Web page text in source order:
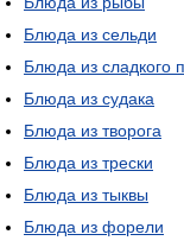
Блюда из сельди
Блюда из сладкого
Блюда из судака
Блюда из творога
Блюда из трески
Блюда из тыквы
Блюда из форели